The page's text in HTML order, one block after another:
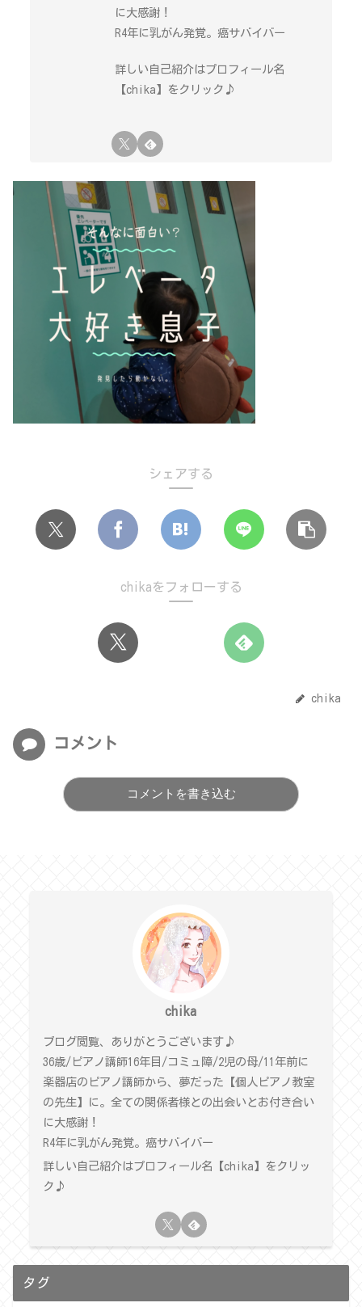
に大感謝！
R4年に乳がん発覚。癌サバイバー
詳しい自己紹介はプロフィール名
【chika】をクリック♪
シェアする
chikaをフォローする
chika
コメント
コメントを書き込む
chika
ブログ閲覧、ありがとうございます♪
36歳/ピアノ講師16年目/コミュ障/2児の母/11年前に
楽器店のピアノ講師から、夢だった【個人ピアノ教室
の先生】に。全ての関係者様との出会いとお付き合い
に大感謝！
R4年に乳がん発覚。癌サバイバー
詳しい自己紹介はプロフィール名【chika】をクリッ
ク♪
タグ